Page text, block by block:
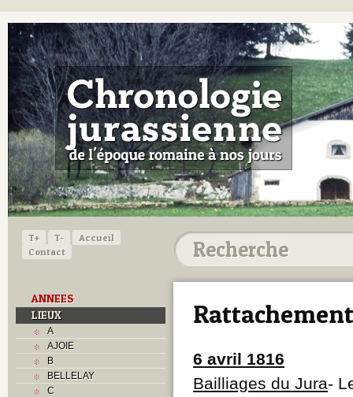
T+ T-
Accueil
Contact
ANNEES
LIEUX
A
AJOIE
B
BELLELAY
C
6 avril 1816
Bailliages du Jura-